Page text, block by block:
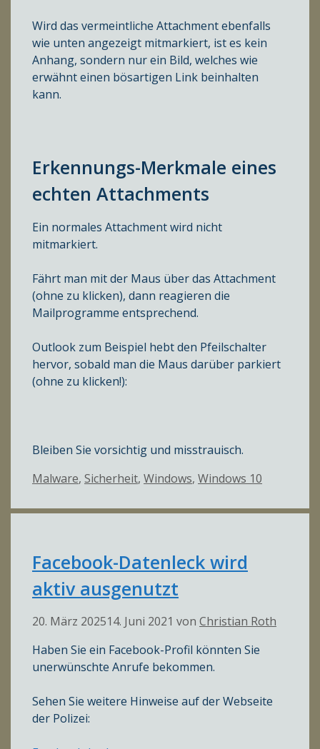
Wird das vermeintliche Attachment ebenfalls
wie unten angezeigt mitmarkiert, ist es kein
Anhang, sondern nur ein Bild, welches wie
erwähnt einen bösartigen Link beinhalten
kann.
Erkennungs-Merkmale eines
echten Attachments
Ein normales Attachment wird nicht
mitmarkiert.
Fährt man mit der Maus über das Attachment
(ohne zu klicken), dann reagieren die
Mailprogramme entsprechend.
Outlook zum Beispiel hebt den Pfeilschalter
hervor, sobald man die Maus darüber parkiert
(ohne zu klicken!):
Bleiben Sie vorsichtig und misstrauisch.
Kategorien
Malware, Sicherheit, Windows, Windows 10
Facebook-Datenleck wird
aktiv ausgenutzt
20. März 202514. Juni 2021 von Christian Roth
Haben Sie ein Facebook-Profil könnten Sie
unerwünschte Anrufe bekommen.
Sehen Sie weitere Hinweise auf der Webseite
der Polizei: